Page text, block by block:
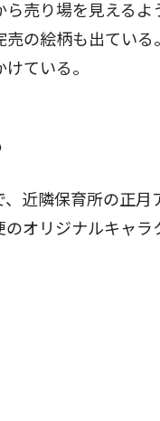
売り場を見えるよ
の絵柄も出てい
ている。
近隣保育所の正月
のオリジナルキャ